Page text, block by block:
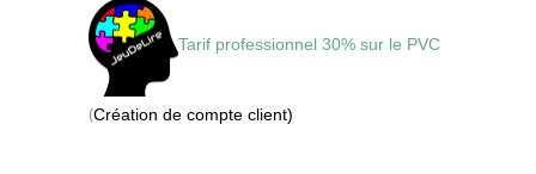
Tarif professionnel 30% sur le PVC
(Création de compte client)